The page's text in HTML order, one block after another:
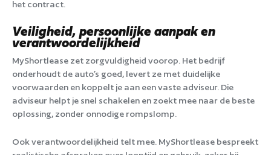
het contract.
Veiligheid, persoonlijke aanpak en
verantwoordelijkheid
MyShortlease zet zorgvuldigheid voorop. Het bedrijf
onderhoudt de auto’s goed, levert ze met duidelijke
voorwaarden en koppelt je aan een vaste adviseur. Die
adviseur helpt je snel schakelen en zoekt mee naar de beste
oplossing, zonder onnodige rompslomp.
Ook verantwoordelijkheid telt mee. MyShortlease bespreekt